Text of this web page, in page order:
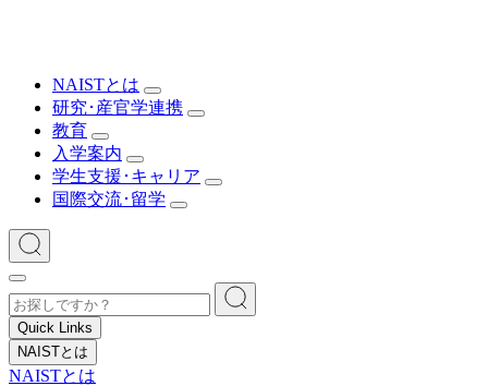
NAISTとは
研究･産官学連携
教育
入学案内
学生支援･キャリア
国際交流･留学
Quick Links
NAISTとは
NAISTとは